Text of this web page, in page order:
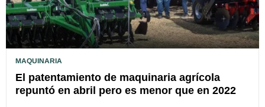
MAQUINARIA
El patentamiento de maquinaria agrícola
repuntó en abril pero es menor que en 2022